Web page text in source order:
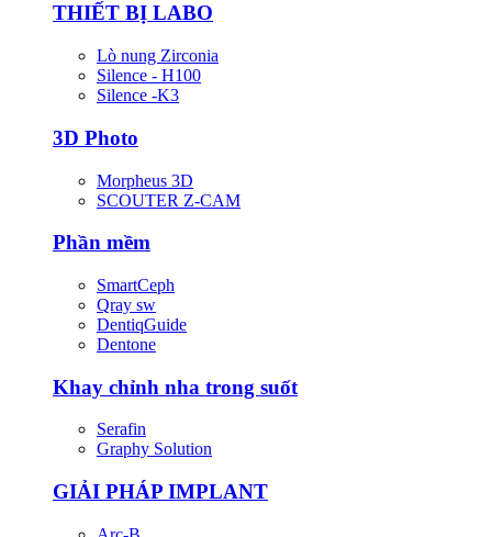
THIẾT BỊ LABO
Lò nung Zirconia
Silence - H100
Silence -K3
3D Photo
Morpheus 3D
SCOUTER Z-CAM
Phần mềm
SmartCeph
Qray sw
DentiqGuide
Dentone
Khay chỉnh nha trong suốt
Serafin
Graphy Solution
GIẢI PHÁP IMPLANT